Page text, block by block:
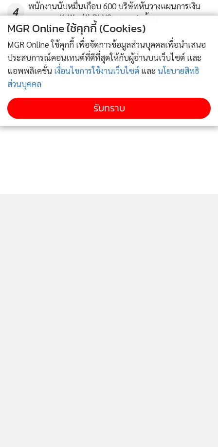
4
พนักงานนับหมื่นเกือบ 600 บริษัทหันวางแผนการเงิน
หนุนกอง K-WealthPLUS แตะแสนล้าน
ข่าวอื่นในหมวด
MGR Online ใช้คุกกี้ (Cookies)
MGR Online ใช้คุกกี้ เพื่อจัดการข้อมูลส่วนบุคคลเพื่อนำเสนอ
ประสบการณ์คอนเทนต์ที่ดีที่สุดให้กับผู้อ่านบนเว็บไซต์ และ
แอพพลิเคชั่น เงื่อนไขการใช้งานเว็บไซต์ และ นโยบายสิทธิ
ส่วนบุคคล
รับทราบ